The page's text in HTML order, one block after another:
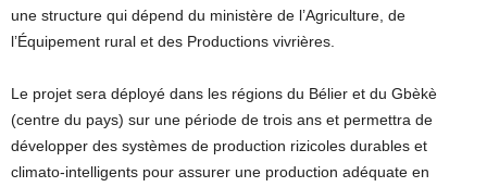
une structure qui dépend du ministère de l’Agriculture, de
l’Équipement rural et des Productions vivrières.
Le projet sera déployé dans les régions du Bélier et du Gbèkè
(centre du pays) sur une période de trois ans et permettra de
développer des systèmes de production rizicoles durables et
climato-intelligents pour assurer une production adéquate en